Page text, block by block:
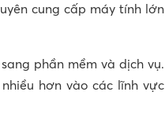
cung cấp máy tính lớn
phần mềm và dịch vụ.
hơn vào các lĩnh vực